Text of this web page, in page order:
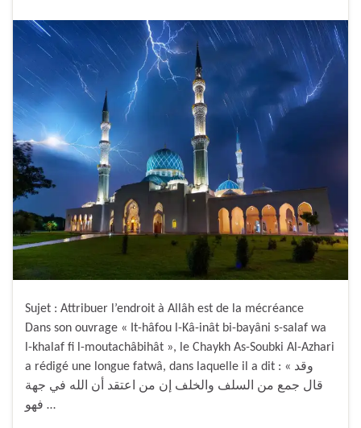
Sujet : Attribuer l’endroit à Allâh est de la mécréance
Dans son ouvrage « It-hâfou l-Kâ-inât bi-bayâni s-salaf wa
l-khalaf fi l-moutachâbihât », le Chaykh As-Soubki Al-Azhari
a rédigé une longue fatwâ, dans laquelle il a dit : « وقد
قال جمع من السلف والخلف إن من اعتقد أن الله في جهة
فهو …